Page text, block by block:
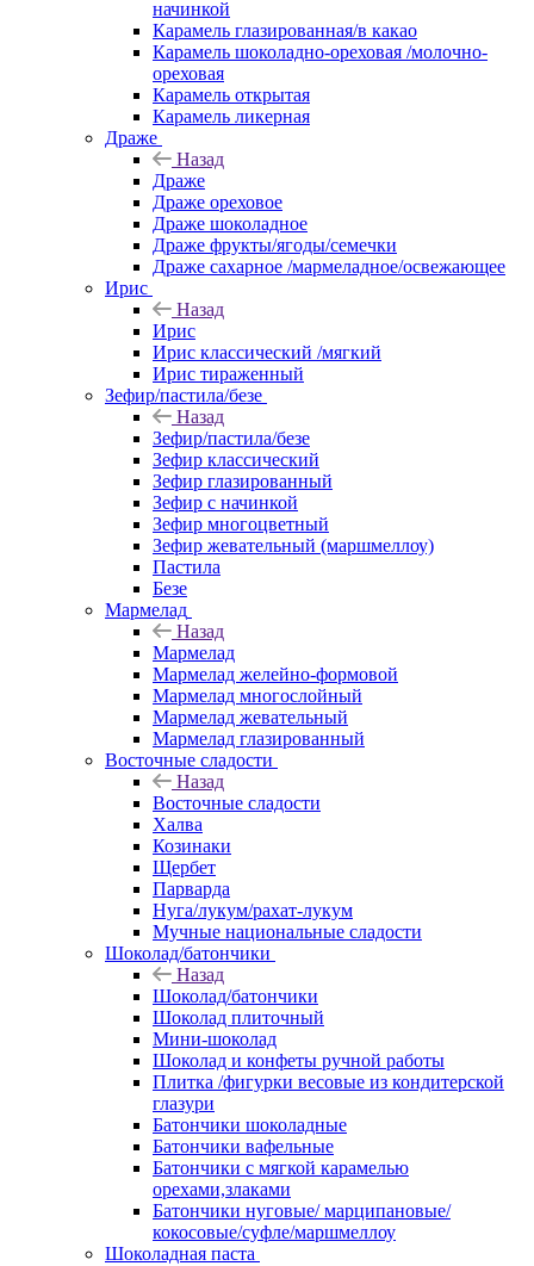
начинкой
Карамель глазированная/в какао
Карамель шоколадно-ореховая /молочно-
ореховая
Карамель открытая
Карамель ликерная
Драже
Назад
Драже
Драже ореховое
Драже шоколадное
Драже фрукты/ягоды/семечки
Драже сахарное /мармеладное/освежающее
Ирис
Назад
Ирис
Ирис классический /мягкий
Ирис тираженный
Зефир/пастила/безе
Назад
Зефир/пастила/безе
Зефир классический
Зефир глазированный
Зефир с начинкой
Зефир многоцветный
Зефир жевательный (маршмеллоу)
Пастила
Безе
Мармелад
Назад
Мармелад
Мармелад желейно-формовой
Мармелад многослойный
Мармелад жевательный
Мармелад глазированный
Восточные сладости
Назад
Восточные сладости
Халва
Козинаки
Щербет
Парварда
Нуга/лукум/рахат-лукум
Мучные национальные сладости
Шоколад/батончики
Назад
Шоколад/батончики
Шоколад плиточный
Мини-шоколад
Шоколад и конфеты ручной работы
Плитка /фигурки весовые из кондитерской
глазури
Батончики шоколадные
Батончики вафельные
Батончики с мягкой карамелью
орехами,злаками
Батончики нуговые/ марципановые/
кокосовые/суфле/маршмеллоу
Шоколадная паста